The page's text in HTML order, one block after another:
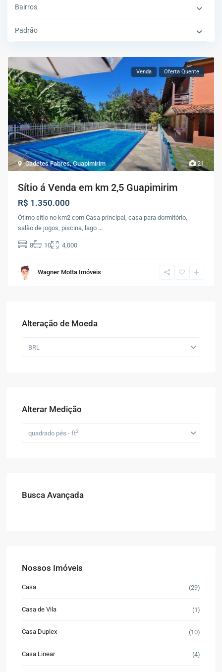
Bairros
Padrão
21
Cadetes Fabres,Guapimirim
Venda Oferta Quente
Sítio á Venda em km 2,5 Guapimirim
R$ 1.350.000
Ótimo sítio no km2 com Casa principal, casa para dormitório,
salão de jogos, piscina, lago ...
8 10 4,000
Wagner Motta Imóveis
Alteração de Moeda
BRL
Alterar Medição
quadrado pés - ft2
Busca Avançada
Nossos Imóveis
Casa (29)
Casa de Vila (1)
Casa Duplex (10)
Casa Linear (4)